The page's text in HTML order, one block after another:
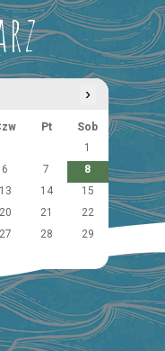
›
Pt
Sob
1
6 7
8
13 14
15
20 21
22
27 28
29